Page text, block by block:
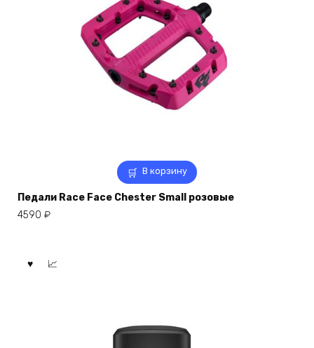
В корзину
Педали Race Face Chester Small розовые
4590 ₽